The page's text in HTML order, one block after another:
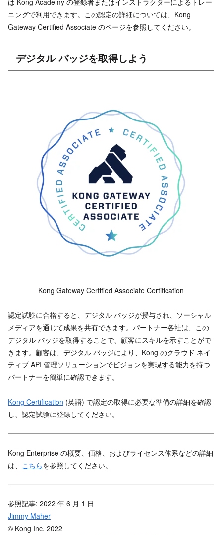
ニングで利用できます。この認定の詳細については、Kong
Gateway Certified Associate のページを参照してください。
デジタル バッジを取得しよう
Kong Gateway Certified Associate Certification
認定試験に合格すると、デジタル バッジが授与され、ソーシャル
メディアを通じて成果を共有できます。パートナー各社は、この
デジタル バッジを取得することで、顧客にスキルを示すことがで
きます。顧客は、デジタル バッジにより、Kong のクラウド ネイ
ティブ API 管理ソリューションでビジョンを実現する能力を持つ
パートナーを簡単に確認できます。
Kong Certification (英語) で認定の取得に必要な準備の詳細を確認
し、認定試験に登録してください。
Kong Enterprise の概要、価格、およびライセンス体系などの詳細
は、 こちらを参照してください。
参照記事: 2022 年 6 月 1 日
Jimmy Maher
© Kong Inc. 2022